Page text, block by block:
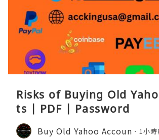
Risks of Buying Old
ts | PDF | Password
Buy Old Yahoo Accoun 1小時